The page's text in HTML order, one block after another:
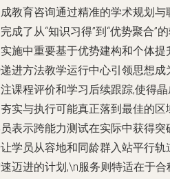
教育咨询通过精准的学术规划
成了从“知识习得”到“优势聚合”
施中重要基于优势建构和个体
进方法教学运行中心引领思想
课程评价和学习后续跟踪,使得
实与执行可能真正落到最佳的
表示跨能力测试在实际中获得
学员从容地和同龄群入站平行
迈进的计划,\n服务则特适在于